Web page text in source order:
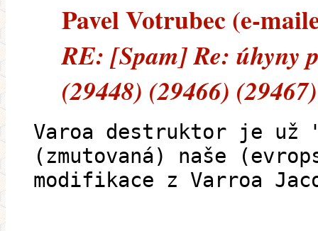
Pavel Votrubec (e-
RE: [Spam] Re: úhyny
(29448) (29466)
Varoa destruktor je už
(zmutovaná) naše
modifikace z Varroa